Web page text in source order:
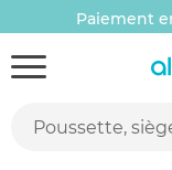
Paiement